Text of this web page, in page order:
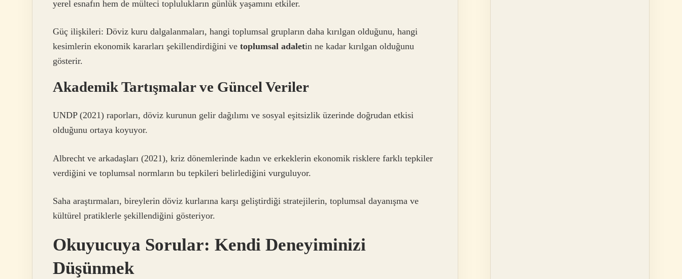
yerel esnafın hem de mülteci toplulukların günlük yaşamını etkiler.
Güç ilişkileri: Döviz kuru dalgalanmaları, hangi toplumsal grupların daha kırılgan olduğunu, hangi
kesimlerin ekonomik kararları şekillendirdiğini ve toplumsal adaletin ne kadar kırılgan olduğunu
gösterir.
Akademik Tartışmalar ve Güncel Veriler
UNDP (2021) raporları, döviz kurunun gelir dağılımı ve sosyal eşitsizlik üzerinde doğrudan etkisi
olduğunu ortaya koyuyor.
Albrecht ve arkadaşları (2021), kriz dönemlerinde kadın ve erkeklerin ekonomik risklere farklı tepkiler
verdiğini ve toplumsal normların bu tepkileri belirlediğini vurguluyor.
Saha araştırmaları, bireylerin döviz kurlarına karşı geliştirdiği stratejilerin, toplumsal dayanışma ve
kültürel pratiklerle şekillendiğini gösteriyor.
Okuyucuya Sorular: Kendi Deneyiminizi
Düşünmek